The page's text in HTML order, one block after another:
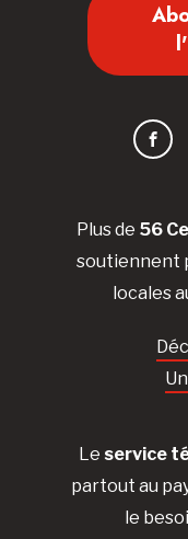
Plus de 56
soutiennent
locales
Le service
partout au
le